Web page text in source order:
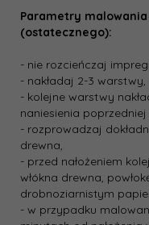
Parametry
(ostatecznego):
- nie rozcieńczaj
- nakładaj 2-3 warstwy,
- kolejne warstwy
naniesienia
- rozprowadzaj
drewna,
- przed nałożeniem
włókna drewna,
drobnoziarnistym
- w przypadku